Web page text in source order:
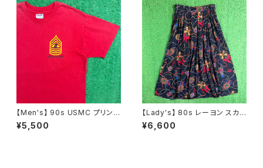
【Men's】 90s USMC プリント
Tシャツ / アメリカ製 USA製 9
0年代 ティーシャツ T-Shirt 古
¥5,500
【Lady's】 80s レーヨン スカ
ーフ柄 スカート / 80年代 古着
レディース 総柄 2266
¥6,600